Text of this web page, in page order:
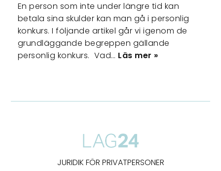
En person som inte under längre tid kan
betala sina skulder kan man gå i personlig
konkurs. I följande artikel går vi igenom de
grundläggande begreppen gällande
personlig konkurs. Vad… Läs mer »
JURIDIK FÖR PRIVATPERSONER